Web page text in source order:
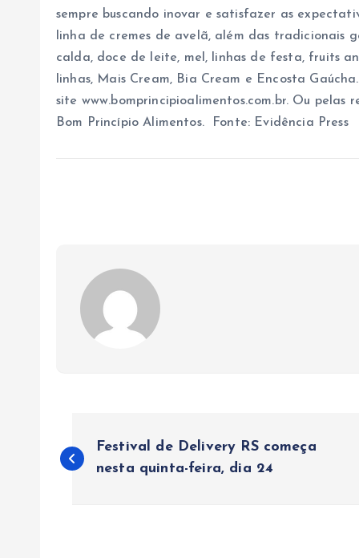
sempre buscando inovar e satisfazer as
linha de cremes de avelã, além das tradicionais
calda, doce de leite, mel, linhas de festa, fruits
linhas, Mais Cream, Bia Cream e Encosta
site www.bomprincipioalimentos.com.br. Ou pelas
Bom Princípio Alimentos. Fonte: Evidência Press
a
Festival de Delivery RS começa
nesta quinta-feira, dia 24